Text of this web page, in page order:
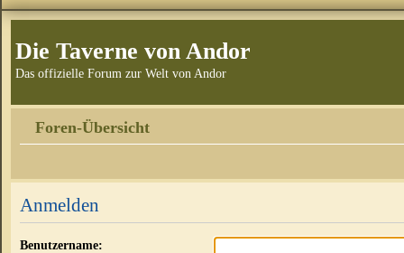
Die Taverne von Andor
Das offizielle Forum zur Welt von Andor
Foren-Übersicht
Anmelden
Benutzername: